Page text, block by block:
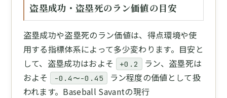
盗塁成功・盗塁死のラン価値の目安
盗塁成功や盗塁死のラン価値は、得点環境や使
用する指標体系によって多少変わります。目安と
して、盗塁成功はおよそ
+0.2
ラン、盗塁死は
およそ
-0.4〜-0.45
ラン程度の価値として扱
われます。Baseball Savantの現行